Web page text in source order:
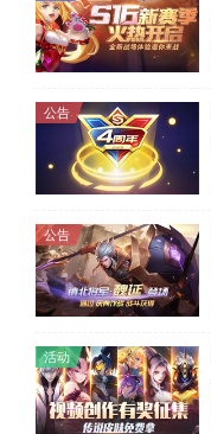
公告
公告
活动